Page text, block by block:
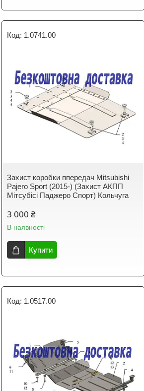
1.0741.00
Захист коробки ппередач Mitsubishi
Pajero Sport (2015-) (Захист АКПП
Мітсубісі Паджеро Спорт) Кольчуга
3 000 ₴
В наявності
Купити
1.0517.00